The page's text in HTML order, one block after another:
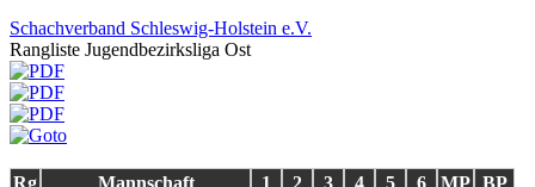
Schachverband Schleswig-Holstein e.V.
Rangliste Jugendbezirksliga Ost